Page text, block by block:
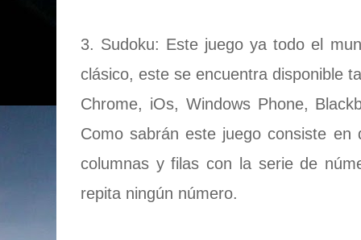
3. Sudoku: Este juego ya todo el
clásico, este se encuentra disponible
Chrome, iOs, Windows Phone,
Como sabrán este juego consiste en
columnas y filas con la serie de
repita ningún número.